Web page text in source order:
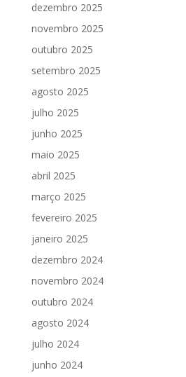
dezembro 2025
novembro 2025
outubro 2025
setembro 2025
agosto 2025
julho 2025
junho 2025
maio 2025
abril 2025
março 2025
fevereiro 2025
janeiro 2025
dezembro 2024
novembro 2024
outubro 2024
agosto 2024
julho 2024
junho 2024